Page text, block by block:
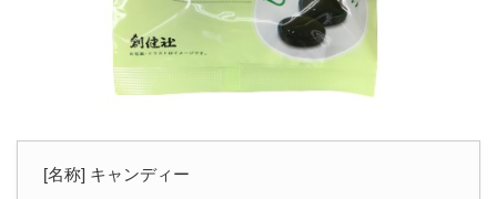
[名称] キャンディー